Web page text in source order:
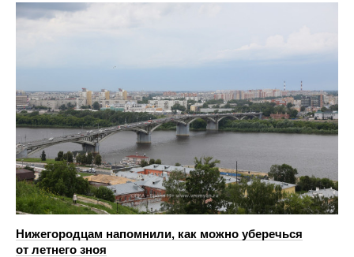
Нижегородцам напомнили, как можно уберечься
от летнего зноя